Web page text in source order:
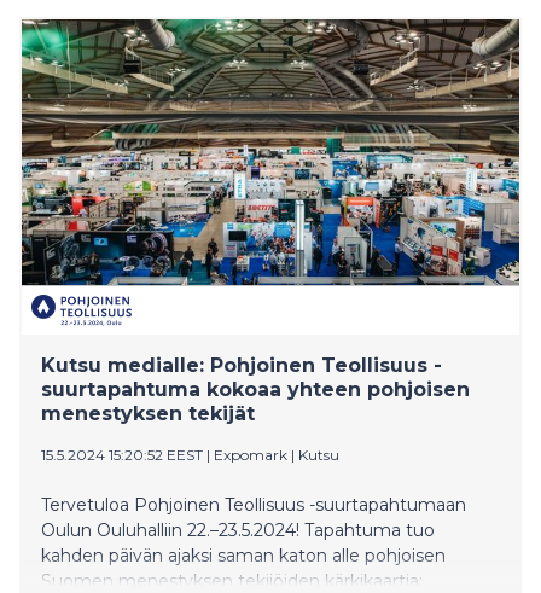
Kutsu medialle: Pohjoinen Teollisuus -
suurtapahtuma kokoaa yhteen pohjoisen
menestyksen tekijät
15.5.2024 15:20:52 EEST | Expomark | Kutsu
Tervetuloa Pohjoinen Teollisuus -suurtapahtumaan
Oulun Ouluhalliin 22.–23.5.2024! Tapahtuma tuo
kahden päivän ajaksi saman katon alle pohjoisen
Suomen menestyksen tekijöiden kärkikaartia: